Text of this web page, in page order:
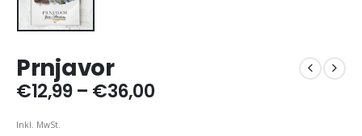
Prnjavor
€12,99 – €36,00Price
Inkl. MwSt.